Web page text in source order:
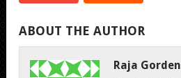
ABOUT THE AUTHOR
Raja Gorden